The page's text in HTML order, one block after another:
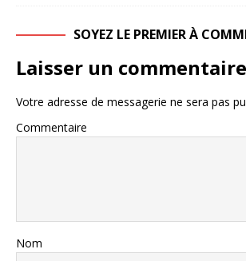
SOYEZ LE PREMIER À
Laisser un commentaire
Votre adresse de messagerie ne sera pas
Commentaire
Nom